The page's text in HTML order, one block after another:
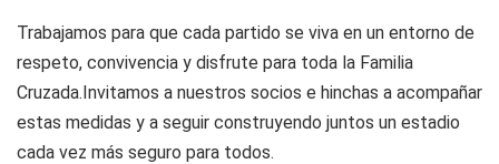
Trabajamos para que cada partido se viva en un entorno de
respeto, convivencia y disfrute para toda la Familia
Cruzada.Invitamos a nuestros socios e hinchas a acompañar
estas medidas y a seguir construyendo juntos un estadio
cada vez más seguro para todos.